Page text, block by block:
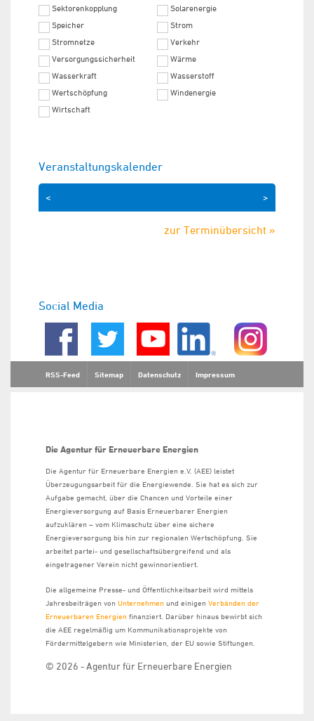
Sektorenkopplung
Solarenergie
Speicher
Strom
Stromnetze
Verkehr
Versorgungssicherheit
Wärme
Wasserkraft
Wasserstoff
Wertschöpfung
Windenergie
Wirtschaft
Veranstaltungskalender
>
<
zur Terminübersicht »
Social Media
RSS-Feed Sitemap Datenschutz Impressum
Die Agentur für Erneuerbare Energien
Die Agentur für Erneuerbare Energien e.V. (AEE) leistet
Überzeugungsarbeit für die Energiewende. Sie hat es sich zur
Aufgabe gemacht, über die Chancen und Vorteile einer
Energieversorgung auf Basis Erneuerbarer Energien
aufzuklären – vom Klimaschutz über eine sichere
Energieversorgung bis hin zur regionalen Wertschöpfung. Sie
arbeitet partei- und gesellschaftsübergreifend und als
eingetragener Verein nicht gewinnorientiert.
Die allgemeine Presse- und Öffentlichkeitsarbeit wird mittels
Jahresbeiträgen von Unternehmen und einigen Verbänden der
Erneuerbaren Energien finanziert. Darüber hinaus bewirbt sich
die AEE regelmäßig um Kommunikationsprojekte von
Fördermittelgebern wie Ministerien, der EU sowie Stiftungen.
© 2026 - Agentur für Erneuerbare Energien